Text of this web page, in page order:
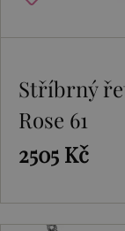
Stříbrný
Rose 61
2505 Kč